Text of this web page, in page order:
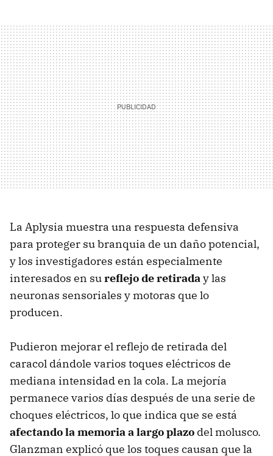
La Aplysia muestra una respuesta defensiva
para proteger su branquia de un daño potencial,
y los investigadores están especialmente
interesados en sureflejo de retiraday las
neuronas sensoriales y motoras que lo
producen.
Pudieron mejorar el reflejo de retirada del
caracol dándole varios toques eléctricos de
mediana intensidad en la cola. La mejoría
permanece varios días después de una serie de
choques eléctricos, lo que indica que se está
afectando la memoria a largo plazo del molusco.
Glanzman explicó que los toques causan que la